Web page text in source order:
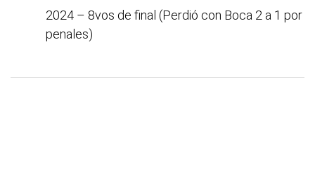
2024 – 8vos de final (Perdió con Boca 2 a 1 por
penales)